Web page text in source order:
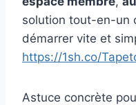
solution tout-en-un
démarrer vite et
https://1sh.co/
Astuce concrète